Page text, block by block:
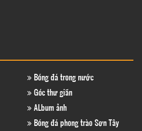
Bóng đá trong nước
Góc thư giãn
ALbum ảnh
Bóng đá phong trào Sơn Tây